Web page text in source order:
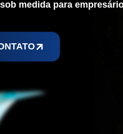
medida para